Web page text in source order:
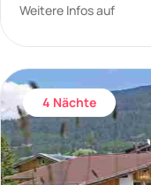
Weitere Infos auf
4 Nächte